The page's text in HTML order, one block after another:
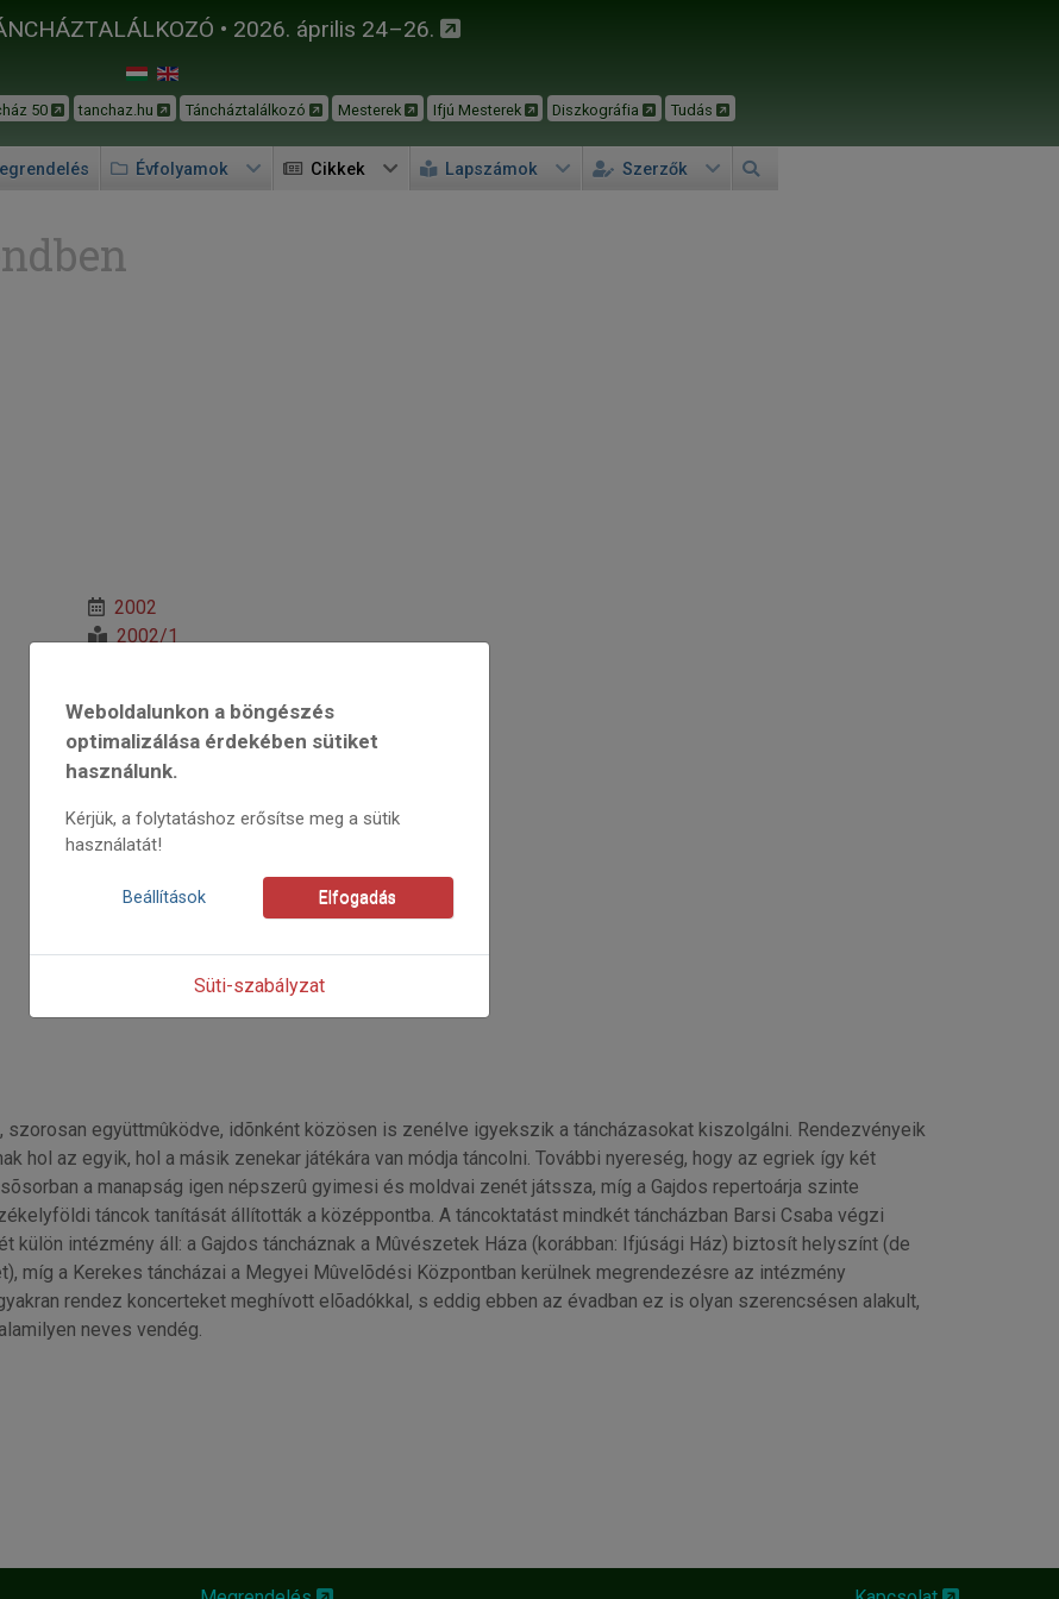
• 2026. április 24–26.
50 tanchaz.hu Táncháztalálkozó Mesterek Ifjú Mesterek Diszkográfia Tudás
Évfolyamok Cikkek Lapszámok Szerzők
2002
2002/1
=>
együttmûködve, idõnként közösen is zenélve igyekszik a táncházasokat kiszolgálni. Rendezvényeik
hol az egyik, hol a másik zenekar játékára van módja táncolni. További nyereség, hogy az egriek így két
a manapság igen népszerû gyimesi és moldvai zenét játssza, míg a Gajdos repertoárja szinte
táncok tanítását állították a középpontba. A táncoktatást mindkét táncházban Barsi Csaba végzi
külön intézmény áll: a Gajdos táncháznak a Mûvészetek Háza (korábban: Ifjúsági Ház) biztosít helyszínt (de
míg a Kerekes táncházai a Megyei Mûvelõdési Központban kerülnek megrendezésre az intézmény
rendez koncerteket meghívott elõadókkal, s eddig ebben az évadban ez is olyan szerencsésen alakult,
neves vendég.
Weboldalunkon a böngészés
optimalizálása érdekében sütiket
használunk.
Kérjük, a folytatáshoz erősítse meg a sütik
használatát!
Beállítások Elfogadás
Süti-szabályzat